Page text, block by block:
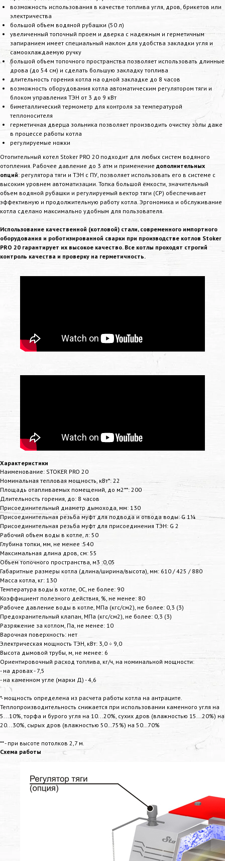
возможность использования в качестве топлива угля, дров, брикетов или
электричества
большой объем водяной рубашки (50 л)
увеличенный топочный проем и дверка с надежным и герметичным
запиранием имеет специальный наклон для удобства закладки угля и
самоохлаждаемую ручку
большой объем топочного пространства позволяет использовать длинные
дрова (до 54 см) и сделать большую закладку топлива
длительность горения котла на одной закладке до 8 часов
возможность оборудования котла автоматическим регулятором тяги и
блоком управления ТЭН от 3 до 9 кВт
биметаллический термометр для контроля за температурой
теплоносителя
герметичная дверца зольника позволяет производить очистку золы даже
в процессе работы котла
регулируемые ножки
Отопительный котел Stoker PRO 20 подходит для любых систем водяного
отопления. Рабочее давление до 3 атм и применение дополнительных
опций: регулятора тяги и ТЭН с ПУ, позволяет использовать его в системе с
высоким уровнем автоматизации. Топка большой ёмкости, значительный
объем водяной рубашки и регулируемый вектор тяги (CP) обеспечивает
эффективную и продолжительную работу котла. Эргономика и обслуживание
котла сделано максимально удобным для пользователя.
Использование качественной (котловой) стали, современного импортного
оборудования и роботизированной сварки при производстве котлов Stoker
PRO 20 гарантирует их высокое качество. Все котлы проходят строгий
контроль качества и проверку на герметичность.
Характеристики
Наименование: STOKER PRO 20
Номинальная тепловая мощность, кВт*: 22
Площадь отапливаемых помещений, до м2**: 200
Длительность горения, до: 8 часов
Присоединительный диаметр дымохода, мм: 130
Присоединительная резьба муфт для подвода и отвода воды: G 1¼
Присоединительная резьба муфт для присоединения ТЭН: G 2
Рабочий объем воды в котле, л: 50
Глубина топки, мм, не менее :540
Максимальная длина дров, см: 55
Объем топочного пространства, м3 :0,05
Габаритные размеры котла (длина/ширина/высота), мм: 610 / 425 / 880
Масса котла, кг: 130
Температура воды в котле, 0С, не более: 90
Коэффициент полезного действия, %, не менее: 80
Рабочее давление воды в котле, МПа (кгс/см2), не более: 0,3 (3)
Предохранительный клапан, МПа (кгс/см2), не более: 0,3 (3)
Разряжение за котлом, Па, не менее: 10
Варочная поверхность: нет
Электрическая мощность ТЭН, кВт: 3,0 ÷ 9,0
Высота дымовой трубы, м, не менее: 6
Ориентировочный расход топлива, кг/ч, на номинальной мощности:
- на дровах - 7,5
- на каменном угле (марки Д) - 4,6
*- мощность определена из расчета работы котла на антраците.
Теплопроизводительность снижается при использовании каменного угля на
5...10%, торфа и бурого угля на 10...20%, сухих дров (влажностью 15...20%) на
20...30%, сырых дров (влажностью 50…75%) на 50…70%
** - при высоте потолков 2,7 м.
Схема работы